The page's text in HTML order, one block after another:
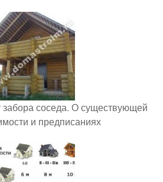
забора соседа. О существующей
и предписаниях